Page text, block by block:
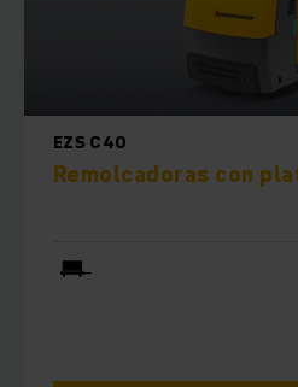
EZS C40
Remolcadoras con